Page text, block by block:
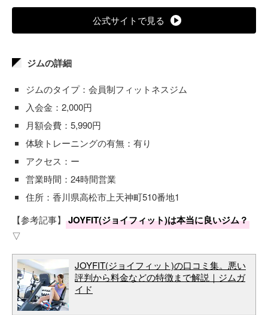
公式サイトで見る
ジムの詳細
ジムのタイプ：会員制フィットネスジム
入会金：2,000円
月額会費：5,990円
体験トレーニングの有無：有り
アクセス：ー
営業時間：24時間営業
住所：香川県高松市上天神町510番地1
【参考記事】
JOYFIT(ジョイフィット)は本当に良いジム？
▽
JOYFIT(ジョイフィット)の口コミ集。悪い
評判から料金などの特徴まで解説｜ジムガ
イド